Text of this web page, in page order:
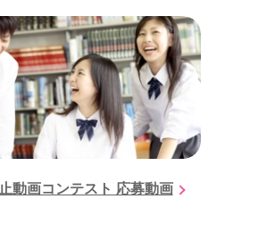
動画コンテスト 応募動画